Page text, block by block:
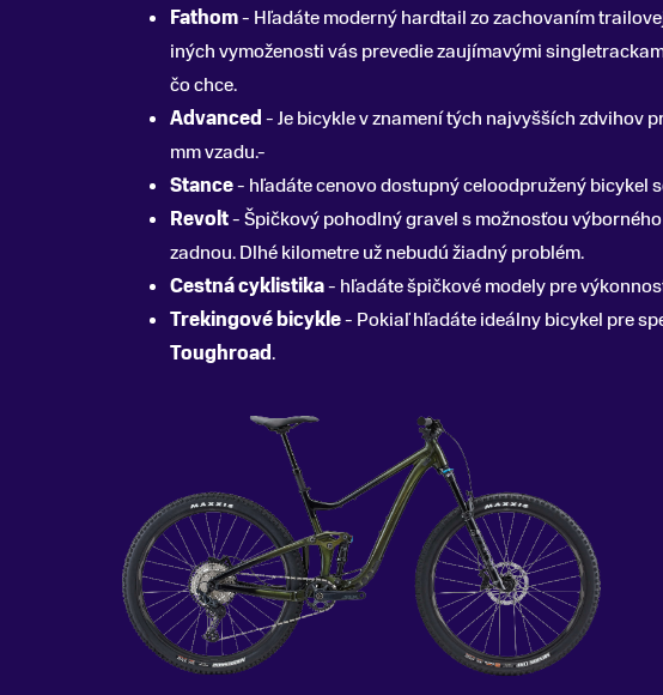
Fathom- Hľadáte moderný hardtail zo zachovaním
iných vymoženosti vás prevedie zaujímavými
čo chce.
Advanced- Je bicykle v znamení tých najvyšších zdvihov
mm vzadu.-
Stance- hľadáte cenovo dostupný celoodpružený bicykel
Revolt- Špičkový pohodlný gravel s možnosťou
zadnou. Dlhé kilometre už nebudú žiadný problém.
Cestná cyklistika- hľadáte špičkové modely pre
Trekingové bicykle- Pokiaľ hľadáte ideálny bicykel pre
Toughroad.